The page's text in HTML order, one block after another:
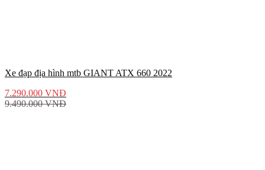
Xe đạp địa hình mtb GIANT ATX 660 2022
7.290.000 VNĐ
9.490.000VNĐ